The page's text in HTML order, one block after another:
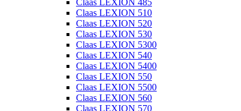
Claas LEXION 485
Claas LEXION 510
Claas LEXION 520
Claas LEXION 530
Claas LEXION 5300
Claas LEXION 540
Claas LEXION 5400
Claas LEXION 550
Claas LEXION 5500
Claas LEXION 560
Claas LEXION 570